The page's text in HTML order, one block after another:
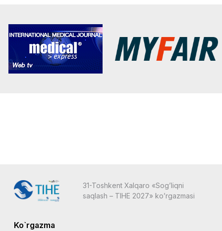
31-Toshkent Xalqaro «Sog’liqni
saqlash – TIHE 2027» ko’rgazmasi
Ko`rgazma